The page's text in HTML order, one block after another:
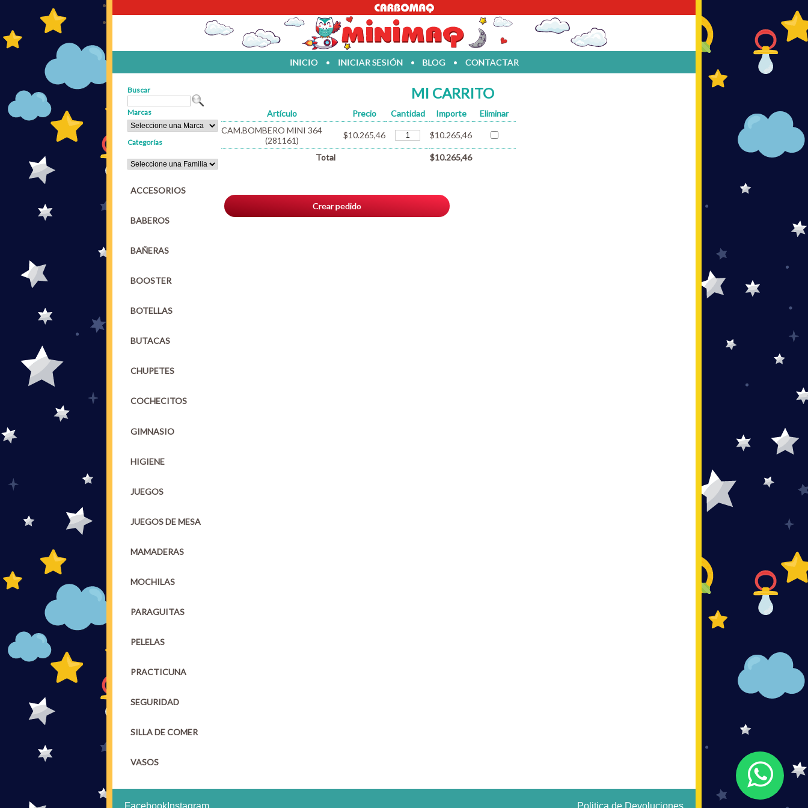
INICIO • INICIAR SESIÓN • BLOG • CONTACTAR
Buscar
Marcas
Categorías
ACCESORIOS
BABEROS
BAÑERAS
BOOSTER
BOTELLAS
BUTACAS
CHUPETES
COCHECITOS
GIMNASIO
HIGIENE
JUEGOS
JUEGOS DE MESA
MAMADERAS
MOCHILAS
PARAGUITAS
PELELAS
PRACTICUNA
SEGURIDAD
SILLA DE COMER
VASOS
MI CARRITO
Artículo Precio Cantidad Importe
Eliminar
CAM.BOMBERO MINI 364
(281161)
$10.265,46 $10.265,46
Total $10.265,46
Crear pedido